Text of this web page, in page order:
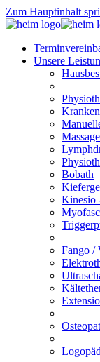
Zum Hauptinhalt
Unsere
Massage
Bobath
Kinesio
Fango /